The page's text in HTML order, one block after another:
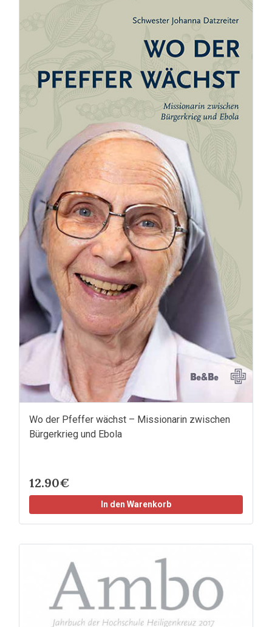
Wo der Pfeffer wächst – Missionarin zwischen
Bürgerkrieg und Ebola
12.90€
In den Warenkorb